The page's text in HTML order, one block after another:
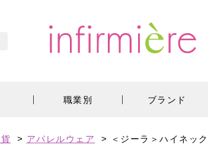
職業別 ブランド
> アパレルウェア > ＜ジーラ＞ハイネッ